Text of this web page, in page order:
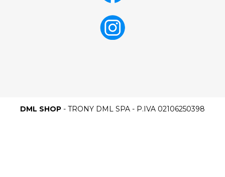
DML SHOP - TRONY DML SPA - P.IVA 02106250398